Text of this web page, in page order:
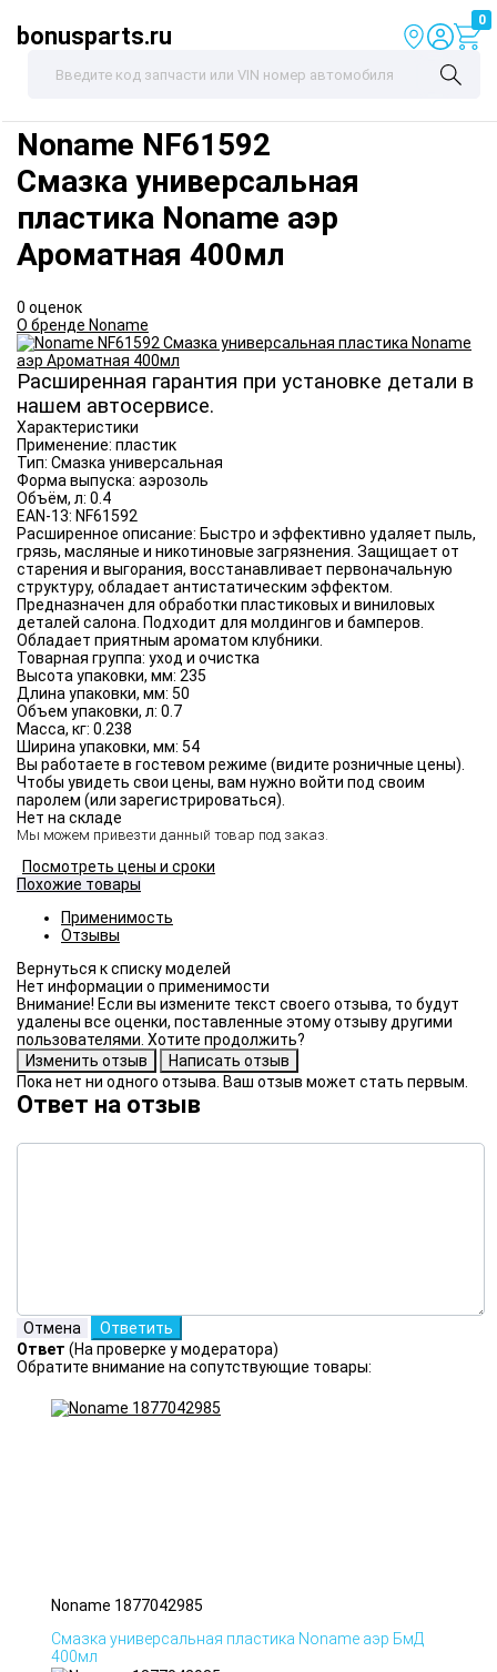
bonusparts.ru
0
Noname NF61592
Смазка универсальная
пластика Noname аэр
Ароматная 400мл
0 оценок
О бренде Noname
Расширенная гарантия при установке детали в
нашем автосервисе.
Характеристики
Применение: пластик
Тип: Смазка универсальная
Форма выпуска: аэрозоль
Объём, л: 0.4
EAN-13: NF61592
Расширенное описание: Быстро и эффективно удаляет пыль,
грязь, масляные и никотиновые загрязнения. Защищает от
старения и выгорания, восстанавливает первоначальную
структуру, обладает антистатическим эффектом.
Предназначен для обработки пластиковых и виниловых
деталей салона. Подходит для молдингов и бамперов.
Обладает приятным ароматом клубники.
Товарная группа: уход и очистка
Высота упаковки, мм: 235
Длина упаковки, мм: 50
Объем упаковки, л: 0.7
Масса, кг: 0.238
Ширина упаковки, мм: 54
Вы работаете в гостевом режиме (видите розничные цены).
Чтобы увидеть свои цены, вам нужно войти под своим
паролем (или зарегистрироваться).
Нет на складе
Мы можем привезти данный товар под заказ.
Посмотреть цены и сроки
Похожие товары
Применимость
Отзывы
Нет информации о применимости
Внимание! Если вы измените текст своего отзыва, то будут
удалены все оценки, поставленные этому отзыву другими
пользователями. Хотите продолжить?
Пока нет ни одного отзыва. Ваш отзыв может стать первым.
Ответ на отзыв
Ответ (На проверке у модератора)
Обратите внимание на сопутствующие товары:
Noname 1877042985
Смазка универсальная пластика Noname аэр БмД
400мл